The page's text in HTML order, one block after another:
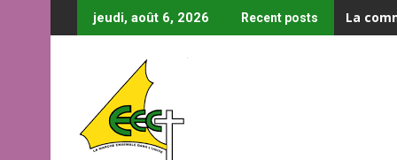
to
jeudi, août 6, 2026 Recent posts La